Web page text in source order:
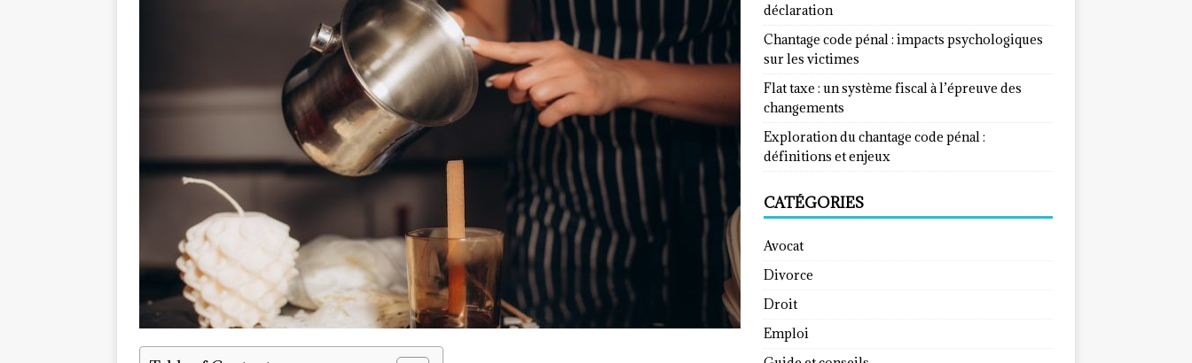
déclaration
Chantage code pénal : impacts psychologiques
sur les victimes
Flat taxe : un système fiscal à l’épreuve des
changements
Exploration du chantage code pénal :
définitions et enjeux
CATÉGORIES
Avocat
Divorce
Droit
Emploi